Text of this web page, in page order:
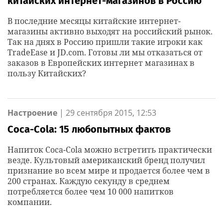
В последние месяцы китайские интернет-
магазины активно выходят на российский рынок.
Так на днях в Россию пришли такие игроки как
TradeEase и JD.com. Готовы ли мы отказаться от
заказов в Европейских интернет магазинах в
пользу Китайских?
Настроение | 29 сентября 2015, 12:53
Coca-Cola: 15 любопытных фактов
Напиток Coca-Cola можно встретить практически
везде. Культовый американский бренд получил
признание во всем мире и продается более чем в
200 странах. Каждую секунду в среднем
потребляется более чем 10 000 напитков
компании.